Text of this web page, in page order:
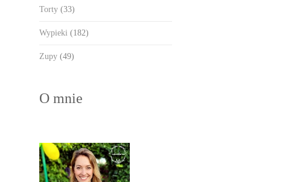
Torty (33)
Wypieki (182)
Zupy (49)
O mnie